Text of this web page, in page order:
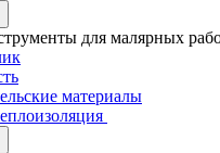
для малярных
материалы